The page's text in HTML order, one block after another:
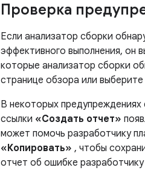
Проверка
Если анализатор сборки
эффективного выполнения, он
которые анализатор сборки
странице обзора или выберите
В некоторых предупреждениях
ссылки «Создать отчет»
может помочь разработчику
«Копировать» , чтобы
отчет об ошибке разработчику